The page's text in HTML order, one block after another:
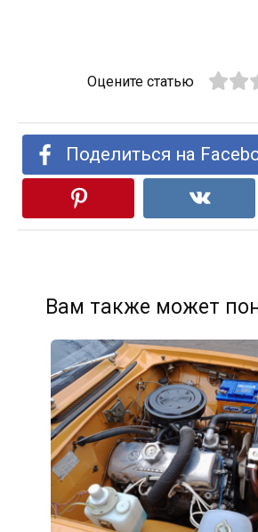
Оцените статью
Поделиться на
Вам также может